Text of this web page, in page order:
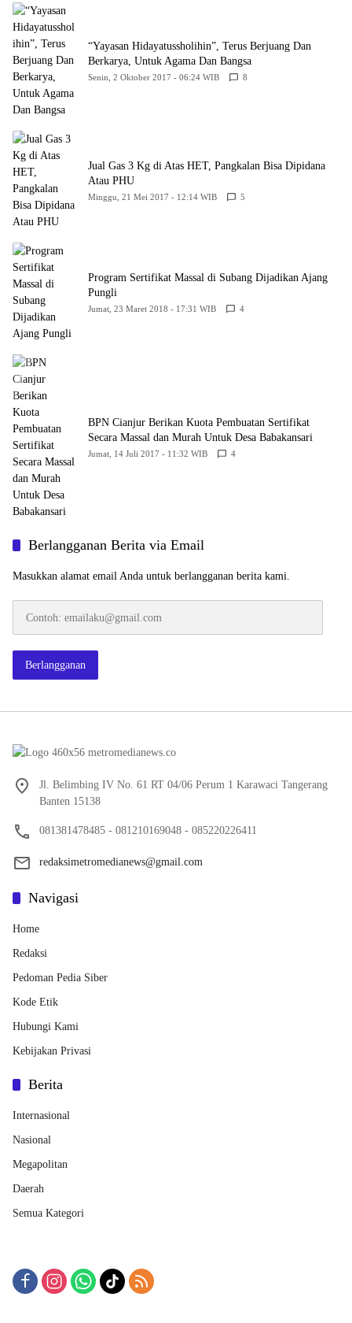
“Yayasan Hidayatussholihin”, Terus Berjuang Dan
Berkarya, Untuk Agama Dan Bangsa
Senin, 2 Oktober 2017 - 06:24 WIB 8
Jual Gas 3 Kg di Atas HET, Pangkalan Bisa Dipidana
Atau PHU
Minggu, 21 Mei 2017 - 12:14 WIB 5
Program Sertifikat Massal di Subang Dijadikan Ajang
Pungli
Jumat, 23 Maret 2018 - 17:31 WIB 4
BPN Cianjur Berikan Kuota Pembuatan Sertifikat
Secara Massal dan Murah Untuk Desa Babakansari
Jumat, 14 Juli 2017 - 11:32 WIB 4
Berlangganan Berita via Email
Masukkan alamat email Anda untuk berlangganan berita kami.
emailaku@gmail.com
Berlangganan
Jl. Belimbing IV No. 61 RT 04/06 Perum 1 Karawaci Tangerang
Banten 15138
081381478485 - 081210169048 - 085220226411
redaksimetromedianews@gmail.com
Navigasi
Home
Redaksi
Pedoman Pedia Siber
Kode Etik
Hubungi Kami
Kebijakan Privasi
Berita
Internasional
Nasional
Megapolitan
Daerah
Semua Kategori